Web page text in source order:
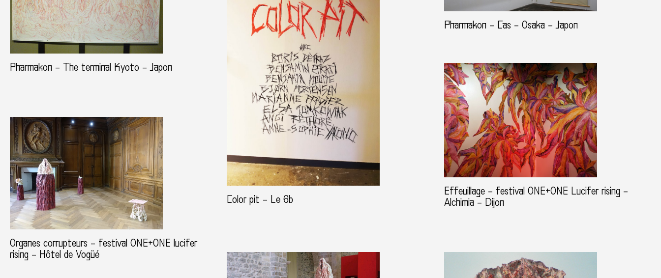
Pharmakon – The terminal Kyoto – Japon
Pharmakon – Cas – Osaka – Japon
Color pit – Le 6b
Effeuillage – festival ONE+ONE Lucifer rising –
Alchimia – Dijon
Organes corrupteurs – festival ONE+ONE lucifer
rising – Hôtel de Vogüé